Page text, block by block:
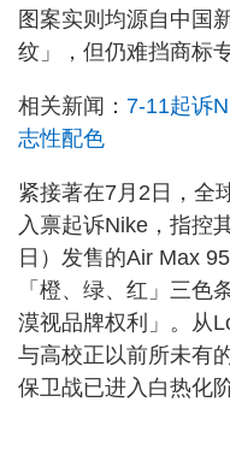
图案实则均源自中国
纹」，但仍难挡商标
相关新闻： 7-11起诉
志性配色
紧接著在7月2日，全
入禀起诉Nike，指控
日）发售的Air Max
「橙、绿、红」三色
漠视品牌权利」。从
与高校正以前所未有
保卫战已进入白热化阶